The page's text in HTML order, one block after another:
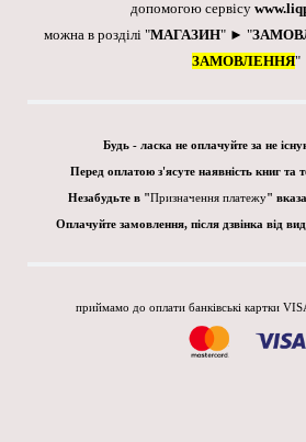
допомогою сервісу
можна в розділі "МАГАЗИН" ► "
ЗАМОВЛЕННЯ"
Будь - ласка не оплачуйте за не
Перед оплатою з'ясуте наявність книг та
Незабудьте в "Призначення платежу"
Оплачуйте замовлення, після дзвінка від
приймамо до оплати банківські картки